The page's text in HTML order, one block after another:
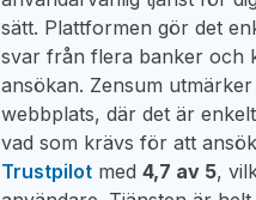
sätt. Plattformen gör det
svar från flera banker och
ansökan. Zensum
webbplats, där det är
vad som krävs för att
Trustpilot med4,7 av 5,